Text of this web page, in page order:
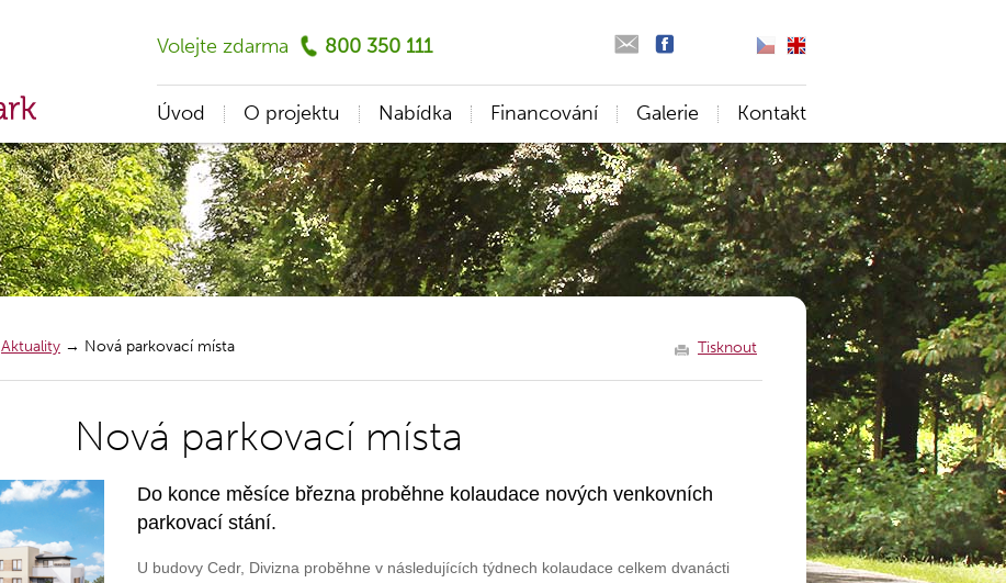
Aktuality → Nová parkovací místa
Nová parkovací místa
Do konce měsíce března proběhne kolaudace nových venkovních
parkovací stání.
U budovy Cedr, Divizna proběhne v následujících týdnech kolaudace celkem dvanácti
Tisknout
Volejte zdarma 800 350 111
Úvod O projektu Nabídka Financování Galerie Kontakt